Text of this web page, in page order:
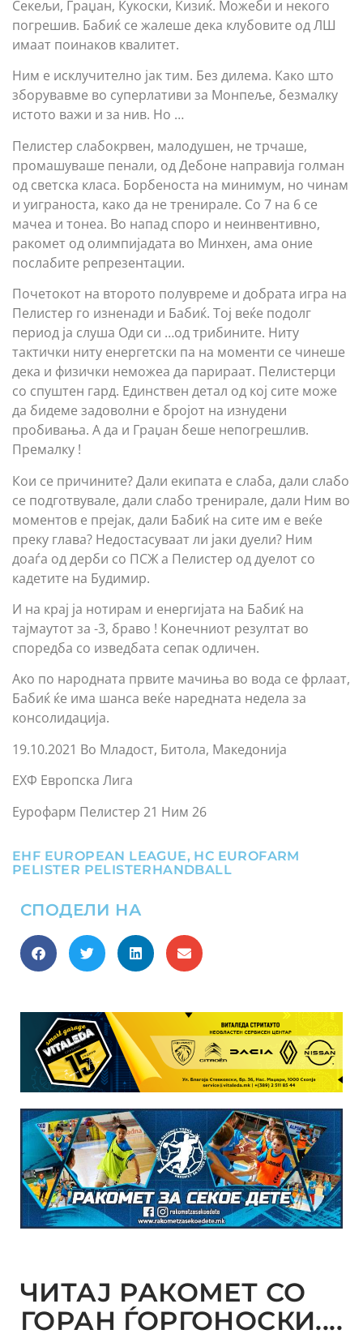
Секељи, Граџан, Кукоски, Кизиќ. Можеби и некого
погрешив. Бабиќ се жалеше дека клубовите од ЛШ
имаат поинаков квалитет.
Ним е исклучително јак тим. Без дилема. Како што
зборувавме во суперлативи за Монпеље, безмалку
истото важи и за нив. Но …
Пелистер слабокрвен, малодушен, не трчаше,
промашуваше пенали, од Дебоне направија голман
од светска класа. Борбеноста на минимум, но чинам
и уиграноста, како да не тренирале. Со 7 на 6 се
мачеа и тонеа. Во напад споро и неинвентивно,
ракомет од олимпијадата во Минхен, ама оние
послабите репрезентации.
Почетокот на второто полувреме и добрата игра на
Пелистер го изненади и Бабиќ. Тој веќе подолг
период ја слуша Оди си …од трибините. Ниту
тактички ниту енергетски па на моменти се чинеше
дека и физички неможеа да парираат. Пелистерци
со спуштен гард. Единствен детал од кој сите може
да бидеме задоволни е бројот на изнудени
пробивања. А да и Граџан беше непогрешлив.
Премалку !
Кои се причините? Дали екипата е слаба, дали слабо
се подготвувале, дали слабо тренирале, дали Ним во
моментов е прејак, дали Бабиќ на сите им е веќе
преку глава? Недостасуваат ли јаки дуели? Ним
доаѓа од дерби со ПСЖ а Пелистер од дуелот со
кадетите на Будимир.
И на крај ја нотирам и енергијата на Бабиќ на
тајмаутот за -3, браво ! Конечниот резултат во
споредба со изведбата сепак одличен.
Ако по народната првите мачиња во вода се фрлаат,
Бабиќ ќе има шанса веќе наредната недела за
консолидација.
19.10.2021 Во Младост, Битола, Македонија
ЕХФ Европска Лига
Еурофарм Пелистер 21 Ним 26
EHF EUROPEAN LEAGUE, HC EUROFARM
PELISTER PELISTERHANDBALL
СПОДЕЛИ НА
ЧИТАЈ РАКОМЕТ СО
ГОРАН ЃОРГОНОСКИ....